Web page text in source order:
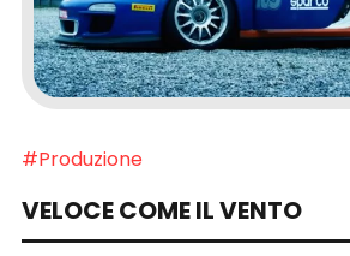
#Produzione
VELOCE COME IL VENTO